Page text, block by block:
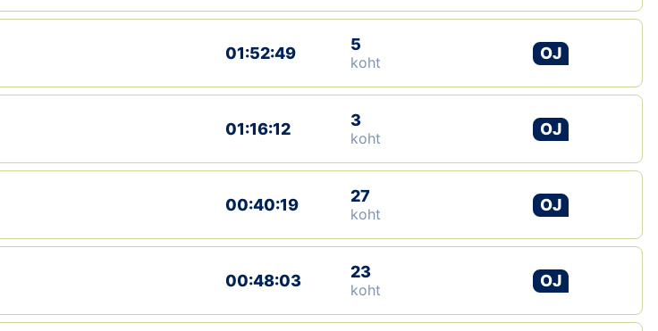
01:52:49 5
koht
OJ
01:16:12 3
koht
OJ
00:40:19 27
koht
OJ
00:48:03 23
koht
OJ